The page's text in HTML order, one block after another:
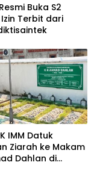
Buka S2
Izin Terbit dari
IMM Datuk
Ziarah ke Makam
Dahlan di